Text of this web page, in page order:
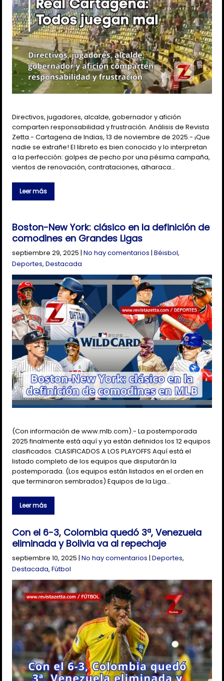
Directivos, jugadores, alcalde, gobernador y afición
comparten responsabilidad y frustración. Análisis de Revista
Zetta.- Cartagena de Indias, 13 de noviembre de 2025.- ¡Que
nadie se extrañe! El libreto es bien conocido y lo interpretan
a la perfección: golpes de pecho por una pésima campaña,
vientos de renovación, contrataciones, alharaca…
Leer más
Boston-New York: clásico en la definición de
comodines en Grandes Ligas
septiembre 29, 2025 |No hay comentarios |Béisbol,
Deportes,Destacada
(Con información de www.mlb.com).- La postemporada
2025 finalmente está aquí y ya están definidos los 12 equipos
clasificados. CLASIFICADOS A LOS PLAYOFFS Aquí está el
listado completo de los equipos que disputarán la
postemporada. (Los equipos están listados en el orden en
que terminaron sembrados) Equipos de la Liga…
Leer más
Con el 6-3, Colombia quedó 3ª, Venezuela
eliminada y Bolivia va al repechaje
septiembre 10, 2025 |No hay comentarios |Deportes,
Destacada,Fútbol